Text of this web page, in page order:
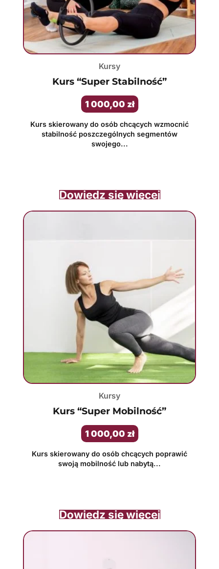
Kursy
Kurs “Super Stabilność”
1 000,00 zł
Kurs skierowany do osób chcących wzmocnić
stabilność poszczególnych segmentów
swojego...
Dowiedz się więcej
Kursy
Kurs “Super Mobilność”
1 000,00 zł
Kurs skierowany do osób chcących poprawić
swoją mobilność lub nabytą...
Dowiedz się więcej